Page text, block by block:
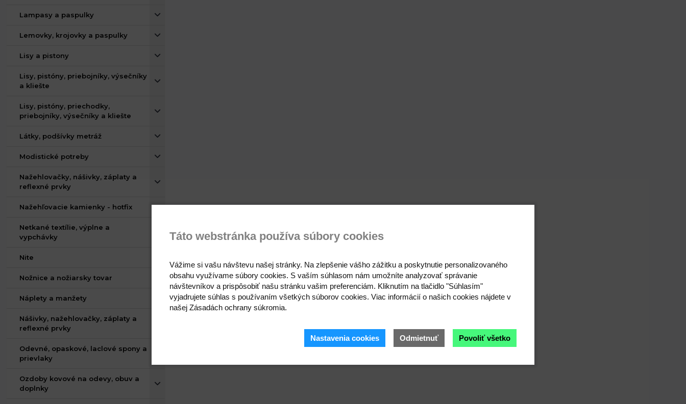
Lampasy a paspulky
Lemovky, krojovky a paspulky
Lisy a pistony
Lisy, pistóny, priebojníky, výsečníky
a kliešte
Lisy, pistóny, priechodky,
priebojníky, výsečníky a kliešte
Látky, podšívky metráž
Modistické potreby
Nažehlovačky, nášivky, záplaty a
reflexné prvky
Nažehľovacie kamienky - hotfix
Netkané textílie, výplne a
vypchávky
Nite
Nožnice a nožiarsky tovar
Náplety a manžety
Nášivky, nažehlovačky, záplaty a
reflexné prvky
Odevné, opaskové, laclové spony a
prievlaky
Ozdoby kovové na odevy, obuv a
doplnky
Táto webstránka používa súbory cookies
Vážime si vašu návštevu našej stránky. Na zlepšenie vášho zážitku a poskytnutie personalizovaného
obsahu využívame súbory cookies. S vaším súhlasom nám umožníte analyzovať správanie
návštevníkov a prispôsobiť našu stránku vašim preferenciám. Kliknutím na tlačidlo "Súhlasím"
vyjadrujete súhlas s používaním všetkých súborov cookies. Viac informácií o našich cookies nájdete v
našej Zásadách ochrany súkromia.
Nastavenia cookies Odmietnuť Povoliť všetko